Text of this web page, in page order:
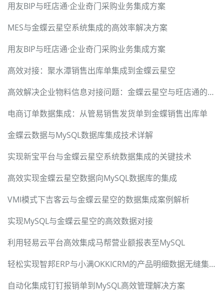
用友BIP与旺店通·企业奇门采购业务集成方案
MES与金蝶云星空系统集成的高效率解决方案
用友BIP与旺店通·企业奇门采购业务集成方案
高效对接：聚水潭销售出库单集成到金蝶云星空
高效解决企业物料信息对接问题：金蝶云星空与旺店通的无缝结合
电商订单数据集成：从管易销售发货单到金蝶销售出库单
金蝶云数据与MySQL数据库集成技术详解
实现新宝平台与金蝶云星空系统数据集成的关键技术
高效实现金蝶云星空数据向MySQL数据库的集成
VMI模式下吉客云与金蝶云星空的数据集成案例解析
实现MySQL与金蝶云星空的高效数据对接
利用轻易云平台高效集成马帮营业额报表至MySQL
轻松实现智邦ERP与小满OKKICRM的产品明细数据无缝集成
自动化集成钉钉报销单到MySQL高效管理解决方案